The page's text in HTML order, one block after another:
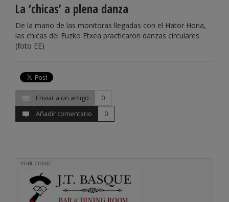
La ‘chicas’ a plena danza
De la mano de las monitoras llegadas con el Hator Hona,
las chicas del Euzko Etxea practicaron danzas circulares
(foto EE)
Enviar a un amigo
0
Añadir comentario
0
PUBLICIDAD